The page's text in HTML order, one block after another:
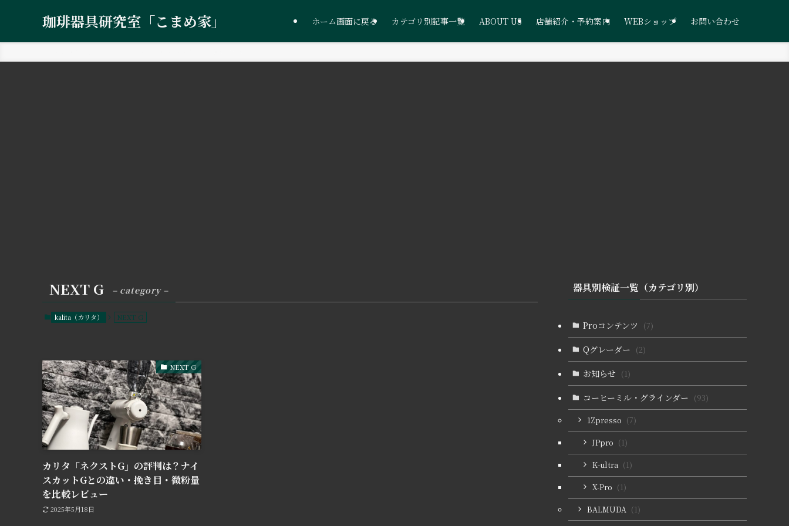
珈琲器具研究室「こまめ家」 ホーム画面に戻る カテゴリ別記事一覧 ABOUT US 店舗紹介・予約案内 WEBショップ お問い合わせ
NEXT G – category –
kalita（カリタ） NEXT G
NEXT G
カリタ「ネクストG」の評判は？ナイ
スカットGとの違い・挽き目・微粉量
を比較レビュー
2025年5月18日
器具別検証一覧（カテゴリ別）
Proコンテンツ (7)
Qグレーダー (2)
お知らせ (1)
コーヒーミル・グラインダー (93)
1Zpresso (7)
JPpro (1)
K-ultra (1)
X-Pro (1)
BALMUDA (1)